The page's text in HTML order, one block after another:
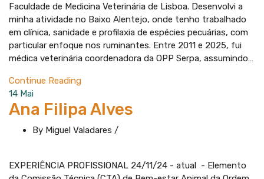
Faculdade de Medicina Veterinária de Lisboa. Desenvolvi a
minha atividade no Baixo Alentejo, onde tenho trabalhado
em clínica, sanidade e profilaxia de espécies pecuárias, com
particular enfoque nos ruminantes. Entre 2011 e 2025, fui
médica veterinária coordenadora da OPP Serpa, assumindo…
Continue Reading
14 Mai
Ana Filipa Alves
By Miguel Valadares /
EXPERIÊNCIA PROFISSIONAL 24/11/24 - atual - Elemento